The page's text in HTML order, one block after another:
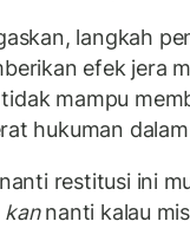
langkah
efek jera
mampu
hukuman
restitusi ini
kannanti kalau